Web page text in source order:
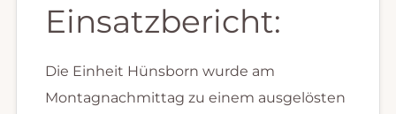
Einsatzbericht:
Die Einheit Hünsborn wurde am
Montagnachmittag zu einem ausgelösten